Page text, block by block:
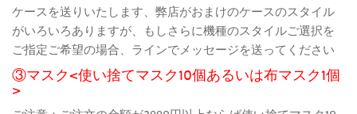
ケースを送りいたします、弊店がおまけのケースのスタイル
がいろいろありますが、もしさらに機種のスタイルご選択を
ご指定ご希望の場合、ラインでメッセージを送ってください
③マスク<使い捨てマスク10個あるいは布マスク1個
>